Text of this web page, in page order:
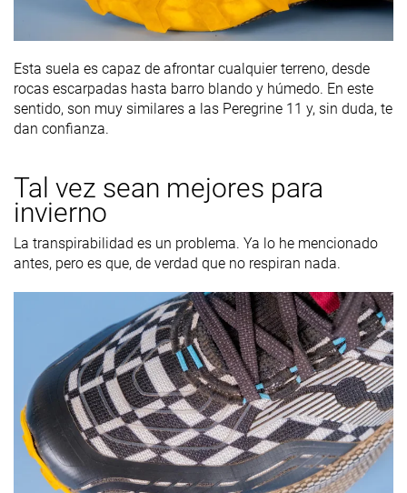
Esta suela es capaz de afrontar cualquier terreno, desde
rocas escarpadas hasta barro blando y húmedo. En este
sentido, son muy similares a las Peregrine 11 y, sin duda, te
dan confianza.
Tal vez sean mejores para
invierno
La transpirabilidad es un problema. Ya lo he mencionado
antes, pero es que, de verdad que no respiran nada.